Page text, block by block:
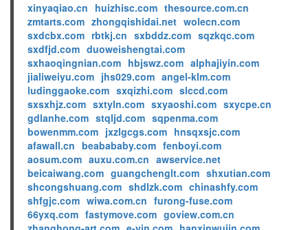
xinyaqiao.cn huizhisc.com thesource.com.cn
zmtarts.com zhongqishidai.net wolecn.com
sxdcbx.com rbtkj.cn sxbddz.com sqzkqc.com
sxdfjd.com duoweishengtai.com
sxhaoqingnian.com hbjswz.com alphajiyin.com
jialiweiyu.com jhs029.com angel-klm.com
ludinggaoke.com sxqizhi.com slccd.com
sxsxhjz.com sxtyln.com sxyaoshi.com sxycpe.cn
gdlanhe.com stqljd.com sqpenma.com
bowenmm.com jxzlgcgs.com hnsqxsjc.com
afawall.cn beabababy.com fenboyi.com
aosum.com auxu.com.cn awservice.net
beicaiwang.com guangchenglt.com shxutian.com
shcongshuang.com shdlzk.com chinashfy.com
shfgjc.com wiwa.com.cn furong-fuse.com
66yxq.com fastymove.com goview.com.cn